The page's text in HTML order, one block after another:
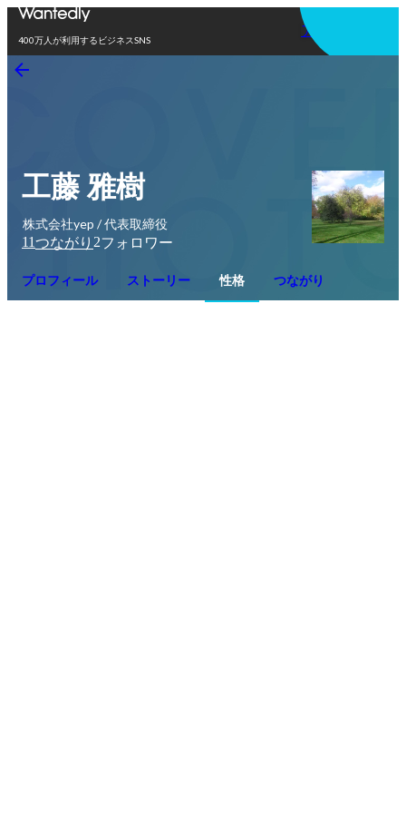
400万人が利用するビジネスSNS
アプリを使う
工藤 雅樹
株式会社yep / 代表取締役
11つながり 2フォロワー
プロフィール ストーリー 性格 つながり